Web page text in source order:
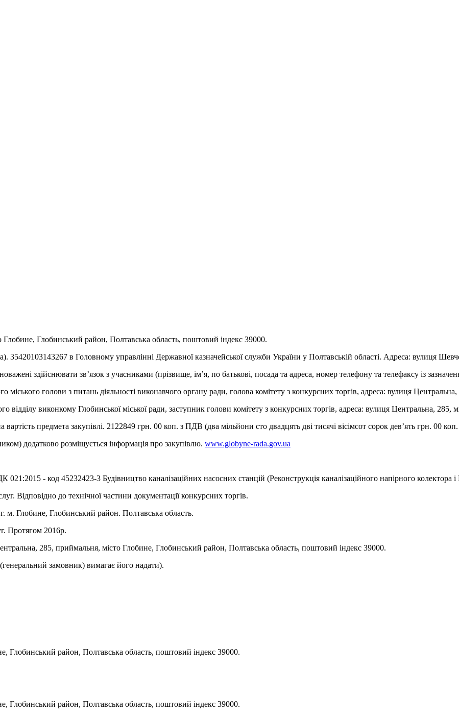
Глобинський район, Полтавська область, поштовий індекс 39000.
35420103143267 в Головному управлінні Державної казначейської служби України у Полтавській області. Адреса:
здійснювати зв’язок з учасниками (прізвище, ім’я, по батькові, посада та адреса, номер телефону та телефаксу із
голови з питань діяльності виконавчого органу ради, голова комітету з конкурсних торгів, адреса: вулиця
відділу виконкому Глобинської міської ради, заступник голови комітету з конкурсних торгів, адреса: вулиця Центральна,
предмета закупівлі. 2122849 грн. 00 коп. з ПДВ (два мільйони сто двадцять дві тисячі вісімсот сорок дев’ять грн. 00
додатково розміщується інформація про закупівлю. www.globyne-rada.gov.ua
- код 45232423-3 Будівництво каналізаційних насосних станцій (Реконструкція каналізаційного напірного колектора
Відповідно до технічної частини документації конкурсних торгів.
м. Глобине, Глобинський район. Полтавська область.
Протягом 2016р.
285, приймальня, місто Глобине, Глобинський район, Полтавська область, поштовий індекс 39000.
замовник) вимагає його надати).
Глобинський район, Полтавська область, поштовий індекс 39000.
Глобинський район, Полтавська область, поштовий індекс 39000.